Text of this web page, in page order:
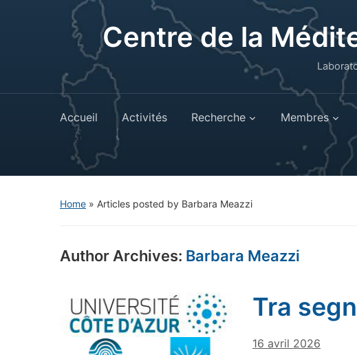
Centre de la
Accueil Activités Recherche Membres
Home » Articles posted by Barbara Meazzi
Author Archives: Barbara Meazzi
Tra
16 avril 2026